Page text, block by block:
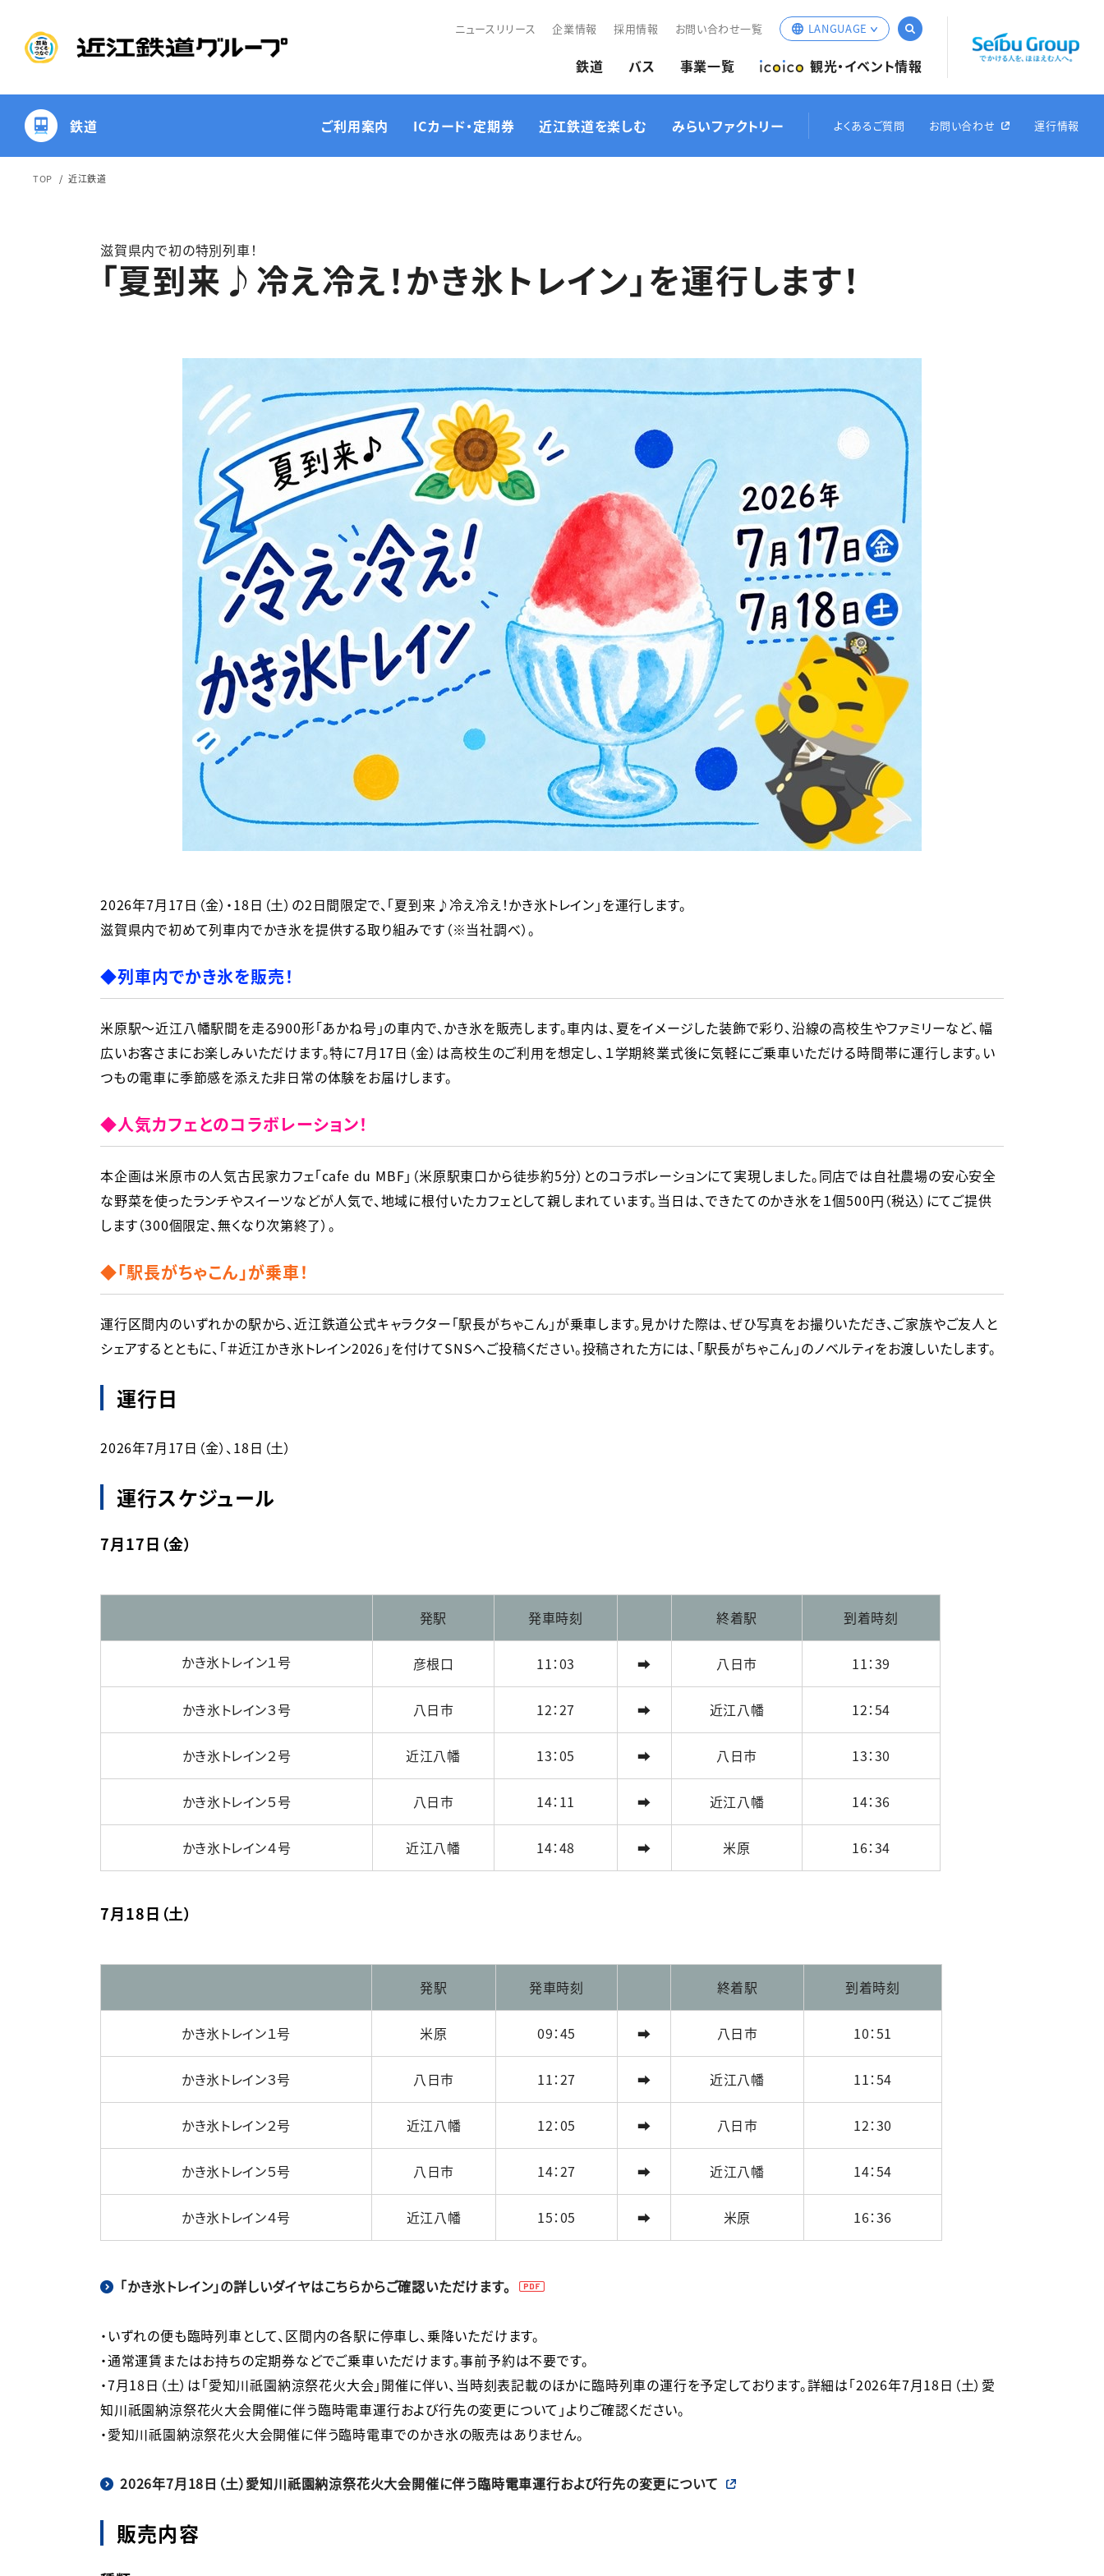
鉄道 バス 事業一覧 観光・イベント情報
ニュースリリース 企業情報 採用情報 お問い合わせ一覧 LANGUAGE
English
繁体中文
한국어
鉄道 ご利用案内
その他ご利用にあたっ
て
サイクルトレインのご案
内
ICカード・定期券 近江鉄道を楽しむ
近江鉄道キャラクター
紹介
みらいファクトリー よくあるご質問 お問い合わせ 運行情報
TOP 近江鉄道
滋賀県内で初の特別列車！
「夏到来♪冷え冷え！かき氷トレイン」を運行します！
2026年7月17日（金）・18日（土）の2日間限定で、「夏到来♪冷え冷え！かき氷トレイン」を運行します。
滋賀県内で初めて列車内でかき氷を提供する取り組みです（※当社調べ）。
◆列車内でかき氷を販売！
米原駅〜近江八幡駅間を走る900形「あかね号」の車内で、かき氷を販売します。車内は、夏をイメージした装飾で彩り、沿線の高校生やファミリーなど、幅
広いお客さまにお楽しみいただけます。特に7月17日（金）は高校生のご利用を想定し、１学期終業式後に気軽にご乗車いただける時間帯に運行します。い
つもの電車に季節感を添えた非日常の体験をお届けします。
◆人気カフェとのコラボレーション！
本企画は米原市の人気古民家カフェ「cafe du MBF」（米原駅東口から徒歩約5分）とのコラボレーションにて実現しました。同店では自社農場の安心安全
な野菜を使ったランチやスイーツなどが人気で、地域に根付いたカフェとして親しまれています。当日は、できたてのかき氷を１個500円（税込）にてご提供
します（300個限定、無くなり次第終了）。
◆「駅長がちゃこん」が乗車！
運行区間内のいずれかの駅から、近江鉄道公式キャラクター「駅長がちゃこん」が乗車します。見かけた際は、ぜひ写真をお撮りいただき、ご家族やご友人と
運行日
2026年7月17日（金）、18日（土）
運行スケジュール
7月17日（金）
発駅 発車時刻 終着駅 到着時刻
かき氷トレイン１号 彦根口 11：03 ➡ 八日市 11：39
かき氷トレイン３号 八日市 12：27 ➡ 近江八幡 12：54
かき氷トレイン２号 近江八幡 13：05 ➡ 八日市 13：30
かき氷トレイン５号 八日市 14：11 ➡ 近江八幡 14：36
かき氷トレイン４号 近江八幡 14：48 ➡ 米原 16：34
7月18日（土）
発駅 発車時刻 終着駅 到着時刻
かき氷トレイン１号 米原 09：45 ➡ 八日市 10：51
かき氷トレイン３号 八日市 11：27 ➡ 近江八幡 11：54
かき氷トレイン２号 近江八幡 12：05 ➡ 八日市 12：30
かき氷トレイン５号 八日市 14：27 ➡ 近江八幡 14：54
かき氷トレイン４号 近江八幡 15：05 ➡ 米原 16：36
「かき氷トレイン」の詳しいダイヤはこちらからご確認いただけます。
・いずれの便も臨時列車として、区間内の各駅に停車し、乗降いただけます。
・通常運賃またはお持ちの定期券などでご乗車いただけます。事前予約は不要です。
・7月18日（土）は「愛知川祇園納涼祭花火大会」開催に伴い、当時刻表記載のほかに臨時列車の運行を予定しております。詳細は「2026年7月18日（土）愛
知川祇園納涼祭花火大会開催に伴う臨時電車運行および行先の変更について」よりご確認ください。
2026年7月18日（土）愛知川祇園納涼祭花火大会開催に伴う臨時電車運行および行先の変更について
販売内容